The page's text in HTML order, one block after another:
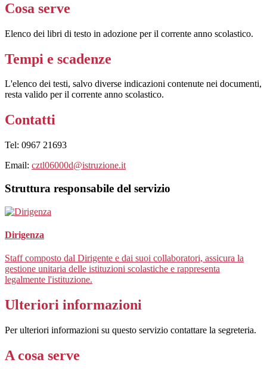
Cosa serve
Elenco dei libri di testo in adozione per il corrente anno scolastico.
Tempi e scadenze
L'elenco dei testi, salvo diverse indicazioni contenute nei documenti,
resta valido per il corrente anno scolastico.
Contatti
Tel: 0967 21693
Email: cztl06000d@istruzione.it
Struttura responsabile del servizio
Dirigenza
Staff composto dal Dirigente e dai suoi collaboratori, assicura la
gestione unitaria delle istituzioni scolastiche e rappresenta
legalmente l'istituzione.
Ulteriori informazioni
Per ulteriori informazioni su questo servizio contattare la segreteria.
A cosa serve